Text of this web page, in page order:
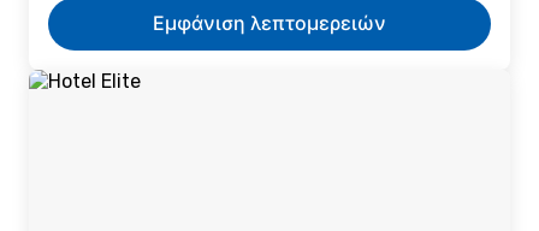
Εμφάνιση λεπτομερειών